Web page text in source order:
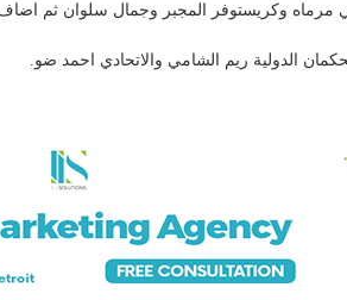
مرماه وكريستوفر المجبر وجمال سلوان ثم
الدولية ريم الشامي والاتحادي احمد ضو.